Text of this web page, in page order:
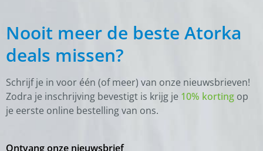
Nooit meer de beste Atorka
deals missen?
Schrijf je in voor één (of meer) van onze nieuwsbrieven!
Zodra je inschrijving bevestigt is krijg je 10% korting op
je eerste online bestelling van ons.
Ontvang onze nieuwsbrief